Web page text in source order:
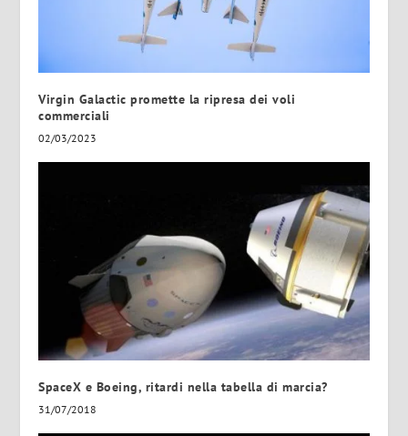
Virgin Galactic promette la ripresa dei voli
commerciali
02/03/2023
SpaceX e Boeing, ritardi nella tabella di marcia?
31/07/2018